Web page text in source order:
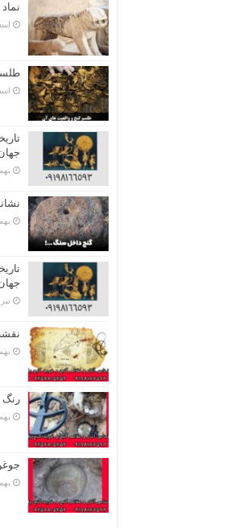
اسفند
اسفند
بهمن
بهمن
تیر ۲۲, ۱۴۰۴
بهمن
رنگ
بهمن
بهمن